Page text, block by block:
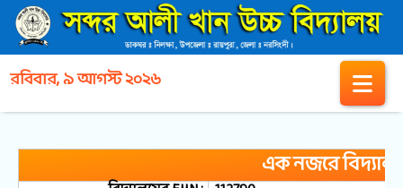
রবিবার, ৯ আগস্ট ২০২৬
এক নজরে